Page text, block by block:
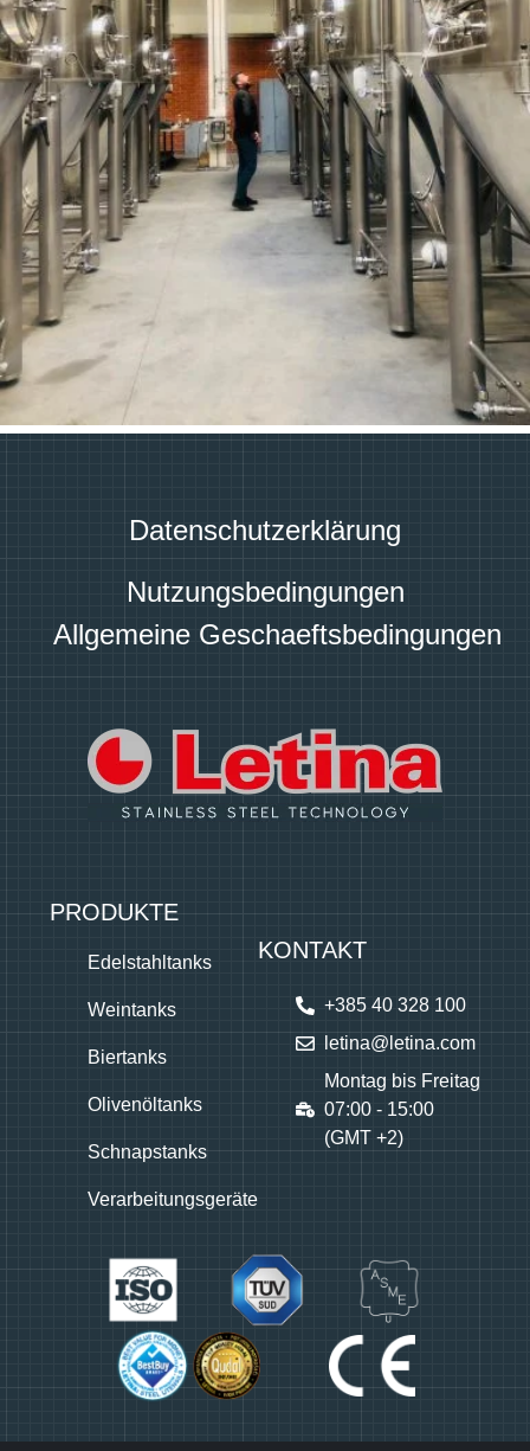
Datenschutzerklärung
Nutzungsbedingungen
Allgemeine Geschaeftsbedingungen
PRODUKTE
Edelstahltanks
Weintanks
Biertanks
Olivenöltanks
Schnapstanks
Verarbeitungsgeräte
KONTAKT
+385 40 328 100
letina@letina.com
Montag bis Freitag
07:00 - 15:00
(GMT +2)